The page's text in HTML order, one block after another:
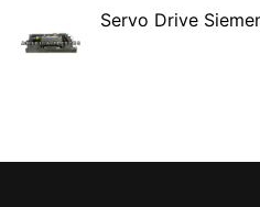
Servo Drive